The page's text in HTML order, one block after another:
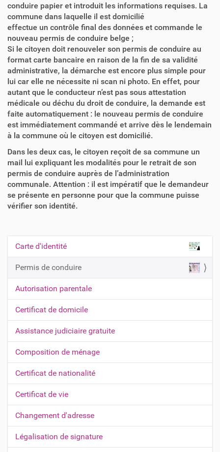
conduire papier et introduit les informations requises. La
commune dans laquelle il est domicilié
effectue un contrôle final des données et commande le
nouveau permis de conduire belge ;
Si le citoyen doit renouveler son permis de conduire au
format carte bancaire en raison de la fin de sa validité
administrative, la démarche est encore plus simple pour
lui car elle ne nécessite ni scan ni photo. En effet, pour
autant que le conducteur n’est pas sous attestation
médicale ou déchu du droit de conduire, la demande est
faite automatiquement : le nouveau permis de conduire
est immédiatement commandé et arrive dès le lendemain
à la commune où le citoyen est domicilié.
Dans les deux cas, le citoyen reçoit de sa commune un
mail lui expliquant les modalités pour le retrait de son
permis de conduire auprès de l’administration
communale. Attention : il est impératif que le demandeur
se présente en personne pour que la commune puisse
vérifier son identité.
N
a
v
i
g
a
t
i
n
Carte d'identité
Permis de conduire
Autorisation parentale
Certificat de domicile
Assistance judiciaire gratuite
Composition de ménage
Certificat de nationalité
Certificat de vie
Changement d'adresse
Légalisation de signature